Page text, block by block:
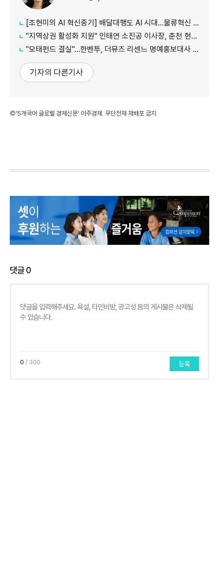
[조현미의 AI 혁신중기] 배달대행도 AI 시대…물류혁신 선도하는 부릉
"지역상권 활성화 지원" 인태연 소진공 이사장, 춘천 현장방문
"모태펀드 결실"…한벤투, 더뮤즈 리센느 명예홍보대사 임명
기자의 다른기사
©'5개국어 글로벌 경제신문' 아주경제. 무단전재·재배포 금지
댓글0
0 / 300 등록